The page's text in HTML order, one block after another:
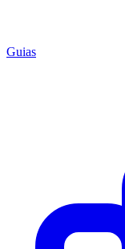
Guias